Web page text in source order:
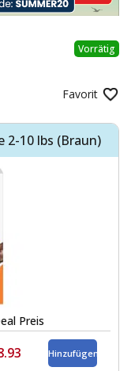
Vorrätig
Favorit
10 lbs (Braun)
Preis